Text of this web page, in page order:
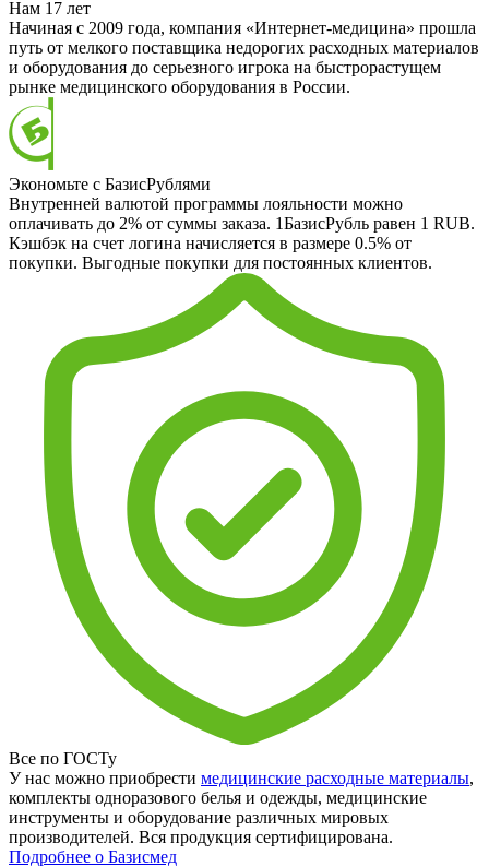
Нам 17 лет
Начиная с 2009 года, компания «Интернет-медицина» прошла
путь от мелкого поставщика недорогих расходных материалов
и оборудования до серьезного игрока на быстрорастущем
рынке медицинского оборудования в России.
Экономьте с БазисРублями
Внутренней валютой программы лояльности можно
оплачивать до 2% от суммы заказа. 1БазисРубль равен 1 RUB.
Кэшбэк на счет логина начисляется в размере 0.5% от
покупки. Выгодные покупки для постоянных клиентов.
Все по ГОСТу
У нас можно приобрести медицинские расходные материалы,
комплекты одноразового белья и одежды, медицинские
инструменты и оборудование различных мировых
производителей. Вся продукция сертифицирована.
Подробнее о Базисмед